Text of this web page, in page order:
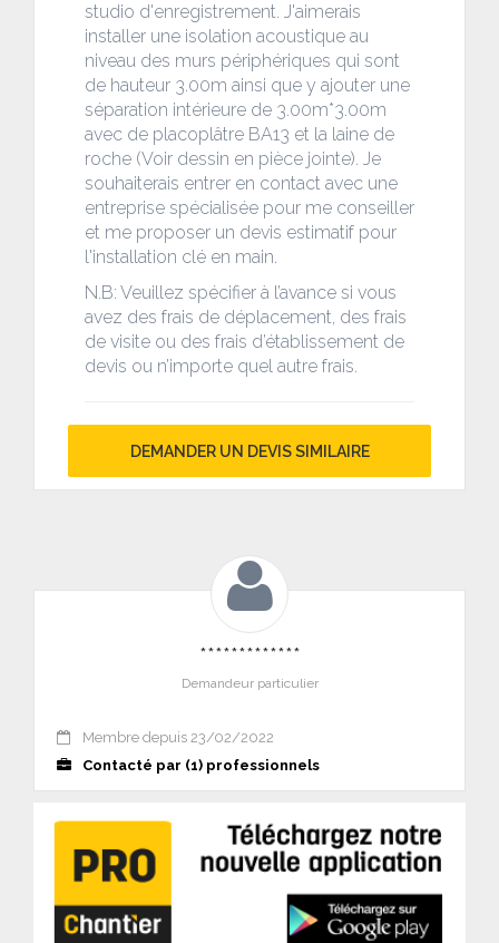
studio d'enregistrement. J'aimerais
installer une isolation acoustique au
niveau des murs périphériques qui sont
de hauteur 3.00m ainsi que y ajouter une
séparation intérieure de 3.00m*3.00m
avec de placoplâtre BA13 et la laine de
roche (Voir dessin en pièce jointe). Je
souhaiterais entrer en contact avec une
entreprise spécialisée pour me conseiller
et me proposer un devis estimatif pour
l'installation clé en main.
N.B: Veuillez spécifier à l’avance si vous
avez des frais de déplacement, des frais
de visite ou des frais d’établissement de
devis ou n’importe quel autre frais.
DEMANDER UN DEVIS SIMILAIRE
*************
Demandeur particulier
Membre depuis 23/02/2022
Contacté par (1) professionnels